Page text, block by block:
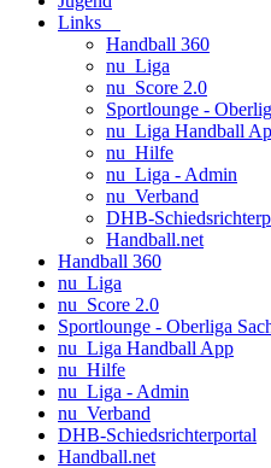
Links
Handball 360
nu_Liga
nu_Score 2.0
Sportlounge -
nu_Liga Handball
nu_Hilfe
nu_Liga - Admin
nu_Verband
DHB-
Handball.net
Handball 360
nu_Liga
nu_Score 2.0
Sportlounge - Oberliga
nu_Liga Handball App
nu_Hilfe
nu_Liga - Admin
nu_Verband
DHB-Schiedsrichterportal
Handball.net